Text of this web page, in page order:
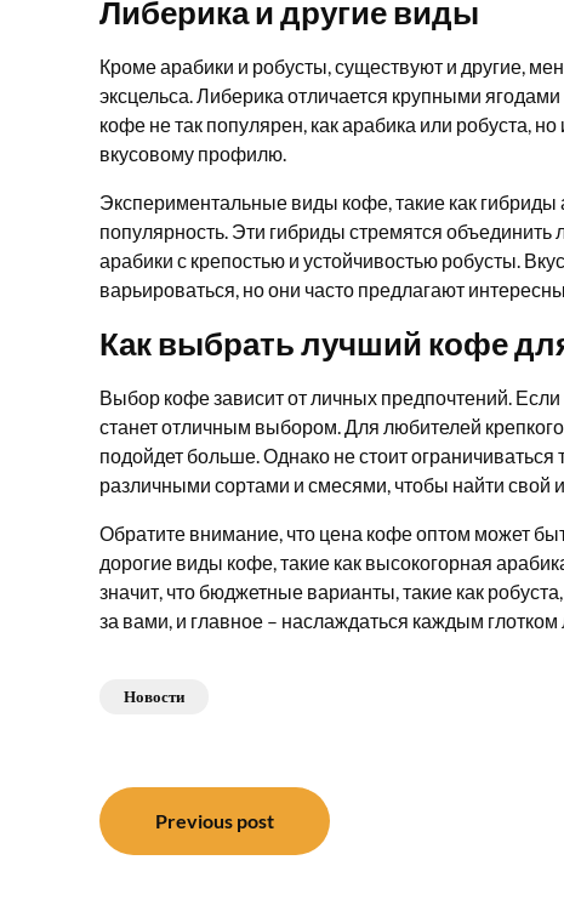
Либерика и другие виды
Кроме арабики и робусты, существуют и другие,
эксцельса. Либерика отличается крупными
кофе не так популярен, как арабика или робуста,
вкусовому профилю.
Экспериментальные виды кофе, такие как
популярность. Эти гибриды стремятся объединить
арабики с крепостью и устойчивостью робусты.
варьироваться, но они часто предлагают
Как выбрать лучший кофе
Выбор кофе зависит от личных предпочтений.
станет отличным выбором. Для любителей
подойдет больше. Однако не стоит
различными сортами и смесями, чтобы найти свой
Обратите внимание, что цена кофе оптом может
дорогие виды кофе, такие как высокогорная
значит, что бюджетные варианты, такие как
за вами, и главное – наслаждаться каждым
Новости
Навигация
по
Previous post